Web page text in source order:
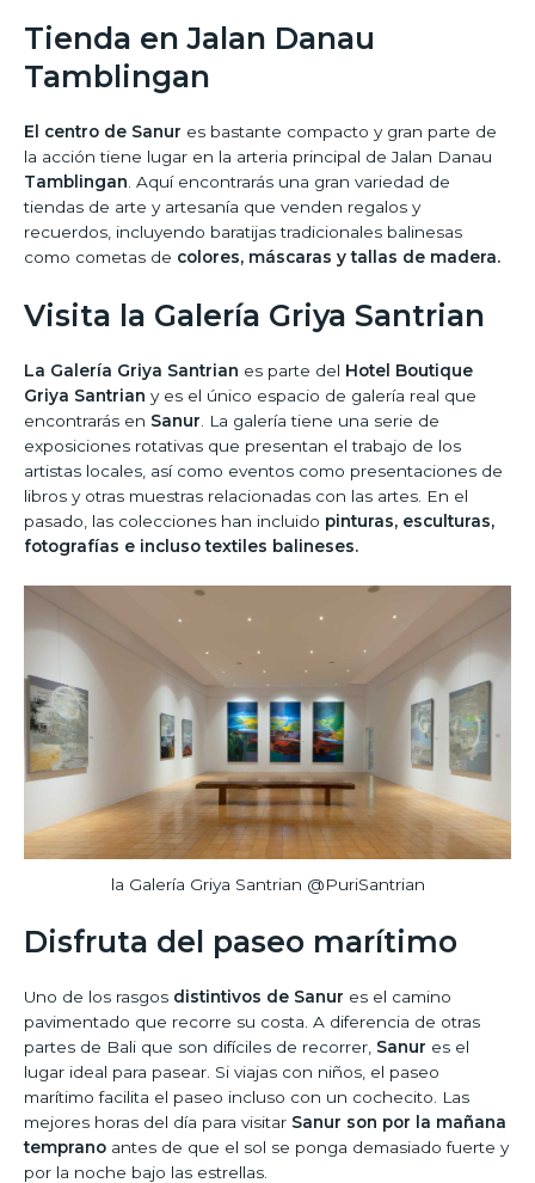
Tienda en Jalan Danau
Tamblingan
El centro de Sanur es bastante compacto y gran parte de
la acción tiene lugar en la arteria principal de Jalan Danau
Tamblingan . Aquí encontrarás una gran variedad de
tiendas de arte y artesanía que venden regalos y
recuerdos, incluyendo baratijas tradicionales balinesas
como cometas de colores, máscaras y tallas de madera.
Visita la Galería Griya Santrian
La Galería Griya Santrian es parte del Hotel Boutique
Griya Santrian y es el único espacio de galería real que
encontrarás en Sanur . La galería tiene una serie de
exposiciones rotativas que presentan el trabajo de los
artistas locales, así como eventos como presentaciones de
libros y otras muestras relacionadas con las artes. En el
pasado, las colecciones han incluido pinturas, esculturas,
fotografías e incluso textiles balineses.
la Galería Griya Santrian @PuriSantrian
Disfruta del paseo marítimo
Uno de los rasgos distintivos de Sanur es el camino
pavimentado que recorre su costa. A diferencia de otras
partes de Bali que son difíciles de recorrer, Sanur es el
lugar ideal para pasear. Si viajas con niños, el paseo
marítimo facilita el paseo incluso con un cochecito. Las
mejores horas del día para visitar Sanur son por la mañana
temprano antes de que el sol se ponga demasiado fuerte y
por la noche bajo las estrellas.